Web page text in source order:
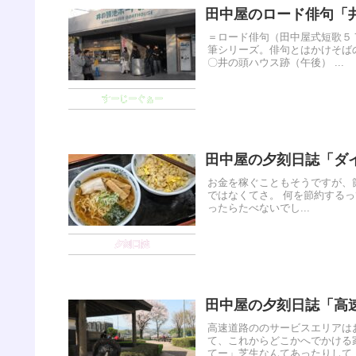
すーじーぐぁー
田中屋のロード俳句「
＝ロード俳句（田中屋式短歌
筆シリーズ。俳句とはかけそ
〇井の頭ハウス跡（午後） ...
夕刻日誌
田中屋の夕刻日誌「
お金を稼ぐこともそうですが
ではなくてさ。 何を節約する
ったらたべないでし...
田中屋の夕刻日誌「高
高速道路ののサービスエリア
て、これからどこかへでかけ